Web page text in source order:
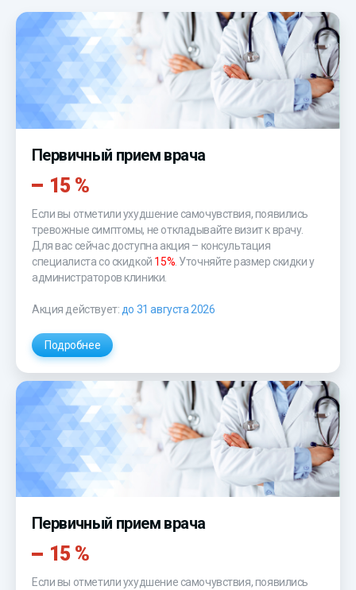
Первичный прием врача
15 %
Если вы отметили ухудшение самочувствия, появились
тревожные симптомы, не откладывайте визит к врачу.
Для вас сейчас доступна акция – консультация
специалиста со скидкой 15% . Уточняйте размер скидки у
администраторов клиники.
Акция действует: до 31 августа 2026
Подробнее
Первичный прием врача
15 %
Если вы отметили ухудшение самочувствия, появились